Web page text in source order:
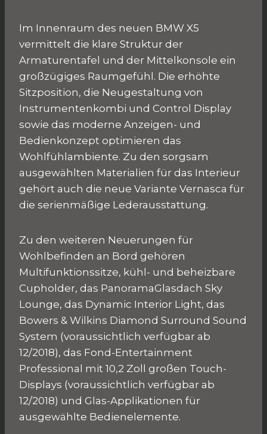
Im Innenraum des neuen BMW X5
vermittelt die klare Struktur der
Armaturentafel und der Mittelkonsole ein
großzügiges Raumgefühl. Die erhöhte
Sitzposition, die Neugestaltung von
Instrumentenkombi und Control Display
sowie das moderne Anzeigen- und
Bedienkonzept optimieren das
Wohlfühlambiente. Zu den sorgsam
ausgewählten Materialien für das Interieur
gehört auch die neue Variante Vernasca für
die serienmäßige Lederausstattung.
Zu den weiteren Neuerungen für
Wohlbefinden an Bord gehören
Multifunktionssitze, kühl- und beheizbare
Cupholder, das PanoramaGlasdach Sky
Lounge, das Dynamic Interior Light, das
Bowers & Wilkins Diamond Surround Sound
System (voraussichtlich verfügbar ab
12/2018), das Fond-Entertainment
Professional mit 10,2 Zoll großen Touch-
Displays (voraussichtlich verfügbar ab
12/2018) und Glas-Applikationen für
ausgewählte Bedienelemente.